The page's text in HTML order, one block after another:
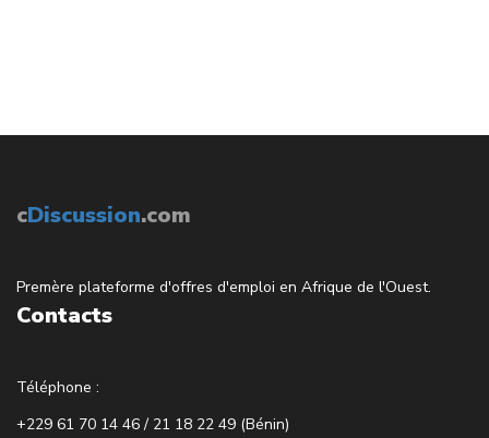
cDiscussion.com
Premère plateforme d'offres d'emploi en Afrique de l'Ouest.
Contacts
Téléphone :
+229 61 70 14 46 / 21 18 22 49 (Bénin)